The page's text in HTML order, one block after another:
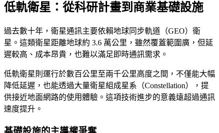
低軌衛星：從科研計畫到商業基礎設施
過去數十年，衛星通訊主要依賴地球同步軌道（GEO）衛
星。這類衛星距離地球約 3.6 萬公里，雖然覆蓋範圍廣，但延
遲較高、成本昂貴，也難以滿足即時通訊需求。
低軌衛星則運行於數百公里至兩千公里高度之間，不僅能大幅
降低延遲，也能透過大量衛星組成星系（Constellation），提
供接近地面網路的使用體驗。這項技術進步的意義遠超過通訊
速度提升。
基礎設施的主導權爭奪